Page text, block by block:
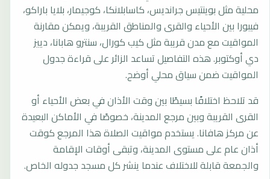
محلية مثل بوينتيس جرانديس، كاسابلانكا، كوجيمار، بلايا باراكو،
فيبورا بين الأحياء والقرى والمناطق القريبة، ويمكن مقارنة
المواقيت مع مدن قريبة مثل كيب كورال، سنترو هابانا، دييز
دي أوكتوبر. هذه التفاصيل تساعد الزائر على قراءة جدول
المواقيت ضمن سياق محلي أوضح.
قد تلاحظ اختلافًا بسيطًا بين وقت الأذان في بعض الأحياء أو
القرى القريبة وبين مرجع المدينة، خصوصًا في الأماكن البعيدة
عن مركز هافانا. يستخدم مواقيت الصلاة هذا المرجع كوقت
أذان عام على مستوى المدينة، وتبقى أوقات الإقامة
والجمعة قابلة للاختلاف عندما ينشر كل مسجد جدوله الخاص.